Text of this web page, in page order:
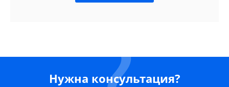
Нужна консультация?